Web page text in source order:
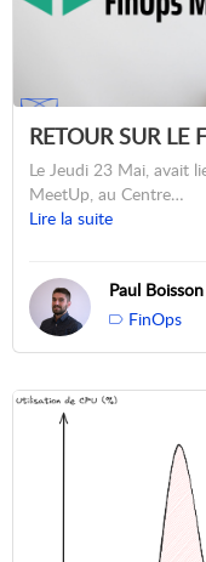
RETOUR SUR LE
Le Jeudi 23 Mai, avait
MeetUp, au Centre…
Lire la suite
Paul Boisson
FinOps